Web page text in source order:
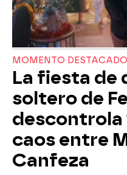
MOMENTO DESTACADO
La fiesta de
soltero de
descontrola
caos entre
Canfeza